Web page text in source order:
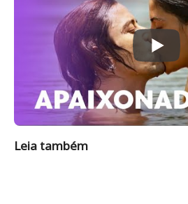
Leia também